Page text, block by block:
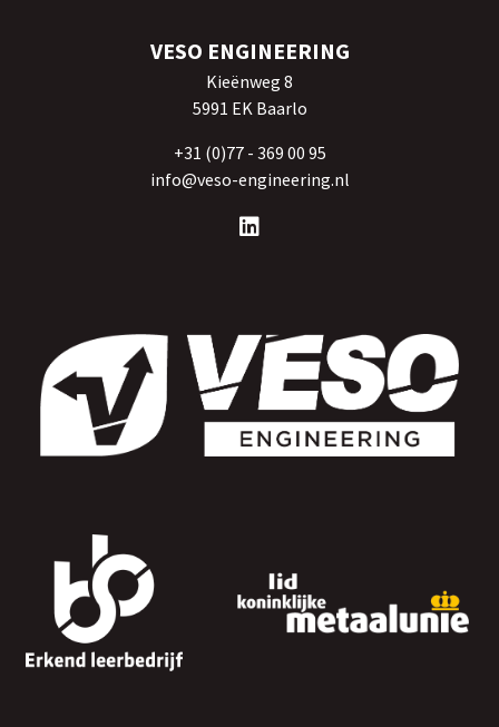
VESO ENGINEERING
Kieënweg 8
5991 EK Baarlo
+31 (0)77 - 369 00 95
info@veso-engineering.nl